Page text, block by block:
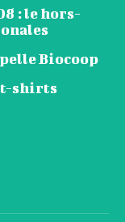
: le hors-
Biocoop
t-shirts